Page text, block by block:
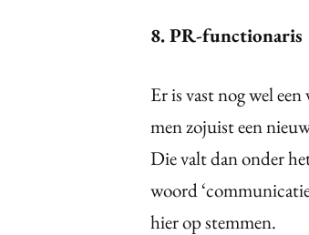
8. PR-functionaris
Er is vast nog wel
men zojuist een
Die valt dan onder
woord
hier op stemmen.